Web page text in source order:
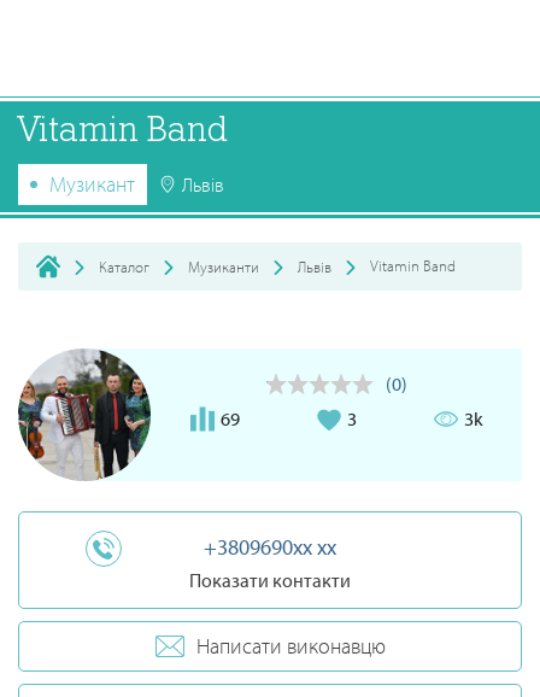
Vitamin Band
Музикант Львів
Каталог Музиканти Львів Vitamin Band
(0)
69
3 3k
+3809690xx xx
Показати контакти
Написати виконавцю